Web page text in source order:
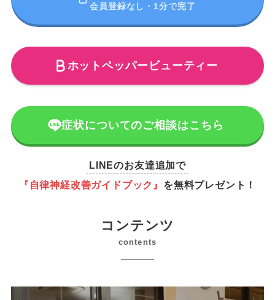
会員登録なし・1分で完了
ホットペッパービューティー
症状についてのご相談はこちら
LINEのお友達追加で
『自律神経改善ガイドブック』 を無料プレゼント！
コンテンツ
contents